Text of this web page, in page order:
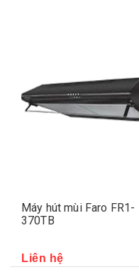
Máy hút mùi Faro FR1-
370TA
Liên hệ